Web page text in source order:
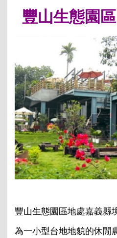
豐山生態園區
豐山生態園區地處嘉義縣
為一小型台地地貌的休閒